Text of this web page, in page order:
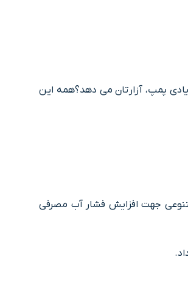
پمپ، آزارتان می دهد؟همه این
جهت افزایش فشار آب مصرفی